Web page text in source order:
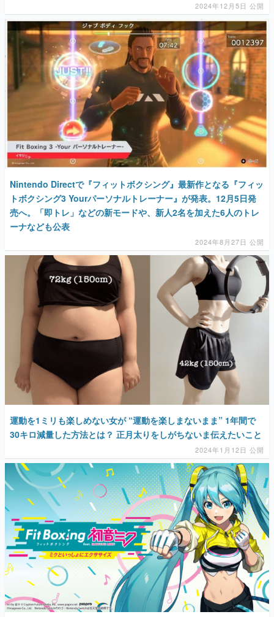
2024年12月5日 公開
Nintendo Directで『フィットボクシング』最新作となる『フィッ
トボクシング3 Yourパーソナルトレーナー』が発表。12月5日発
売へ。「即トレ」などの新モードや、新人2名を加えた6人のトレ
ーナなども公表
2024年8月27日 公開
運動を1ミリも楽しめない女が “運動を楽しまないまま” 1年間で
30キロ減量した方法とは？ 正月太りをしがちないま伝えたいこと
2024年1月12日 公開